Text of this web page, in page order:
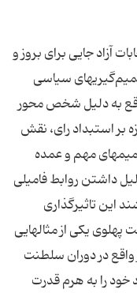
آزاد جایی برای بروز و
سیاسی
به دلیل شخص محور
بر استبداد رای، نقش
مهم و عمده
داشتن روابط فامیلی
این تاثیرگذاری
یکی از مثالهایی
واقع در دوران سلطنت
را به هرم قدرت